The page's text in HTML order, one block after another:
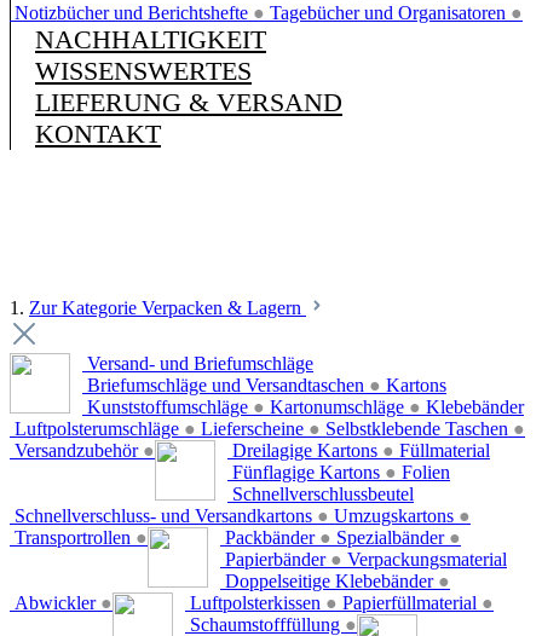
Notizbücher und Berichtshefte ● Tagebücher und Organisatoren ●
NACHHALTIGKEIT
WISSENSWERTES
LIEFERUNG & VERSAND
KONTAKT
1. Zur Kategorie Verpacken & Lagern
Versand- und Briefumschläge
Briefumschläge und Versandtaschen ●
Kunststoffumschläge ● Kartonumschläge ●
Luftpolsterumschläge ● Lieferscheine ● Selbstklebende Taschen ●
Versandzubehör ●
Kartons
Dreilagige Kartons ●
Fünflagige Kartons ●
Schnellverschluss- und Versandkartons ● Umzugskartons ●
Transportrollen ●
Klebebänder
Packbänder ● Spezialbänder ●
Papierbänder ●
Doppelseitige Klebebänder ●
Abwickler ●
Füllmaterial
Luftpolsterkissen ● Papierfüllmaterial ●
Schaumstofffüllung ●
Folien
Schnellverschlussbeutel
Verpackungsmaterial